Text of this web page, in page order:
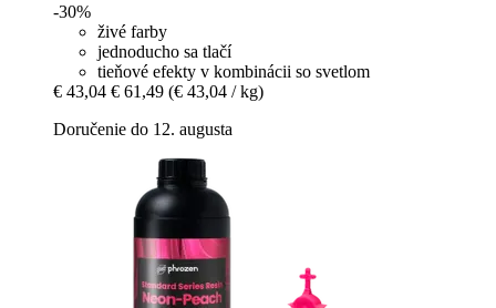
-30%
živé farby
jednoducho sa tlačí
tieňové efekty v kombinácii so svetlom
€ 43,04 € 61,49 (€ 43,04 / kg)
Doručenie do 12. augusta